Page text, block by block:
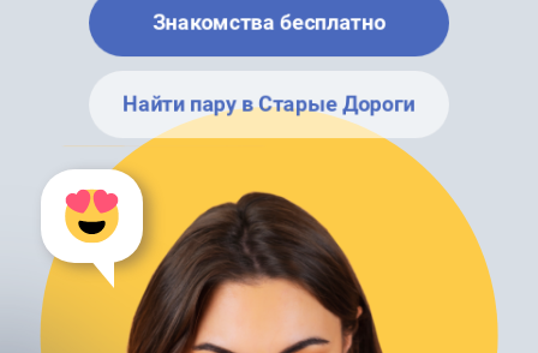
Знакомства бесплатно
Найти пару в Старые Дороги